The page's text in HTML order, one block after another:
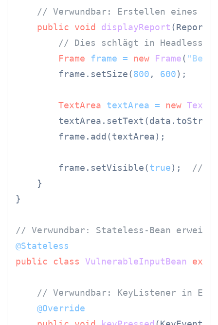
// Verwundbar: Erstellen eines
public
void displayReport
// Dies schlägt in Headless-
Frame
frame = new Frame(
        frame.setSize(
800 , 600);
TextArea textArea = new
        frame.add(textArea);
        frame.setVisible(
true); //
    }
}
// Verwundbar: Stateless-Bean
@Stateless
public
class VulnerableInputBean
// Verwundbar: KeyListener in EJB
@Override